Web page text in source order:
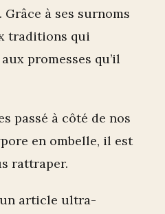
à ses surnoms
traditions qui
promesses qu’il
passé à côté de nos
en ombelle, il est
rattraper.
article ultra-